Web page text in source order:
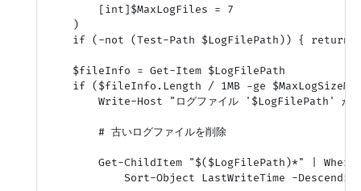
        [int]$MaxLogFiles = 7
    )
if (-not (Test-Path $LogFilePath)) { return
    $fileInfo = Get-Item $LogFilePath
if ($fileInfo.Length / 1MB -ge
Write-Host "ログファイル '$LogFilePath' が
        # 古いログファイルを削除
Get-ChildItem "$($LogFilePath)*" |
Sort-Object LastWriteTime -